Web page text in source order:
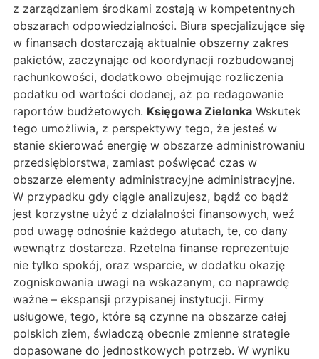
z zarządzaniem środkami zostają w kompetentnych
obszarach odpowiedzialności. Biura specjalizujące się
w finansach dostarczają aktualnie obszerny zakres
pakietów, zaczynając od koordynacji rozbudowanej
rachunkowości, dodatkowo obejmując rozliczenia
podatku od wartości dodanej, aż po redagowanie
raportów budżetowych. Księgowa Zielonka Wskutek
tego umożliwia, z perspektywy tego, że jesteś w
stanie skierować energię w obszarze administrowaniu
przedsiębiorstwa, zamiast poświęcać czas w
obszarze elementy administracyjne administracyjne.
W przypadku gdy ciągle analizujesz, bądź co bądź
jest korzystne użyć z działalności finansowych, weź
pod uwagę odnośnie każdego atutach, te, co dany
wewnątrz dostarcza. Rzetelna finanse reprezentuje
nie tylko spokój, oraz wsparcie, w dodatku okazję
zogniskowania uwagi na wskazanym, co naprawdę
ważne – ekspansji przypisanej instytucji. Firmy
usługowe, tego, które są czynne na obszarze całej
polskich ziem, świadczą obecnie zmienne strategie
dopasowane do jednostkowych potrzeb. W wyniku